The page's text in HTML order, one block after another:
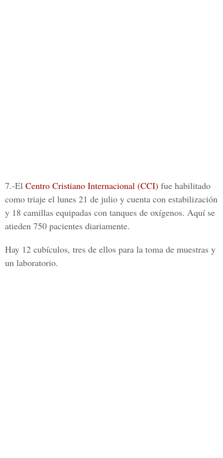
7.-El Centro Cristiano Internacional (CCI) fue habilitado
como triaje el lunes 21 de julio y cuenta con estabilización
y 18 camillas equipadas con tanques de oxígenos. Aquí se
atieden 750 pacientes diariamente.
Hay 12 cubículos, tres de ellos para la toma de muestras y
un laboratorio.